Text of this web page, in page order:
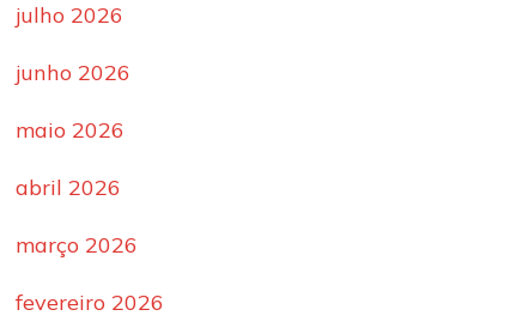
julho 2026
junho 2026
maio 2026
abril 2026
março 2026
fevereiro 2026